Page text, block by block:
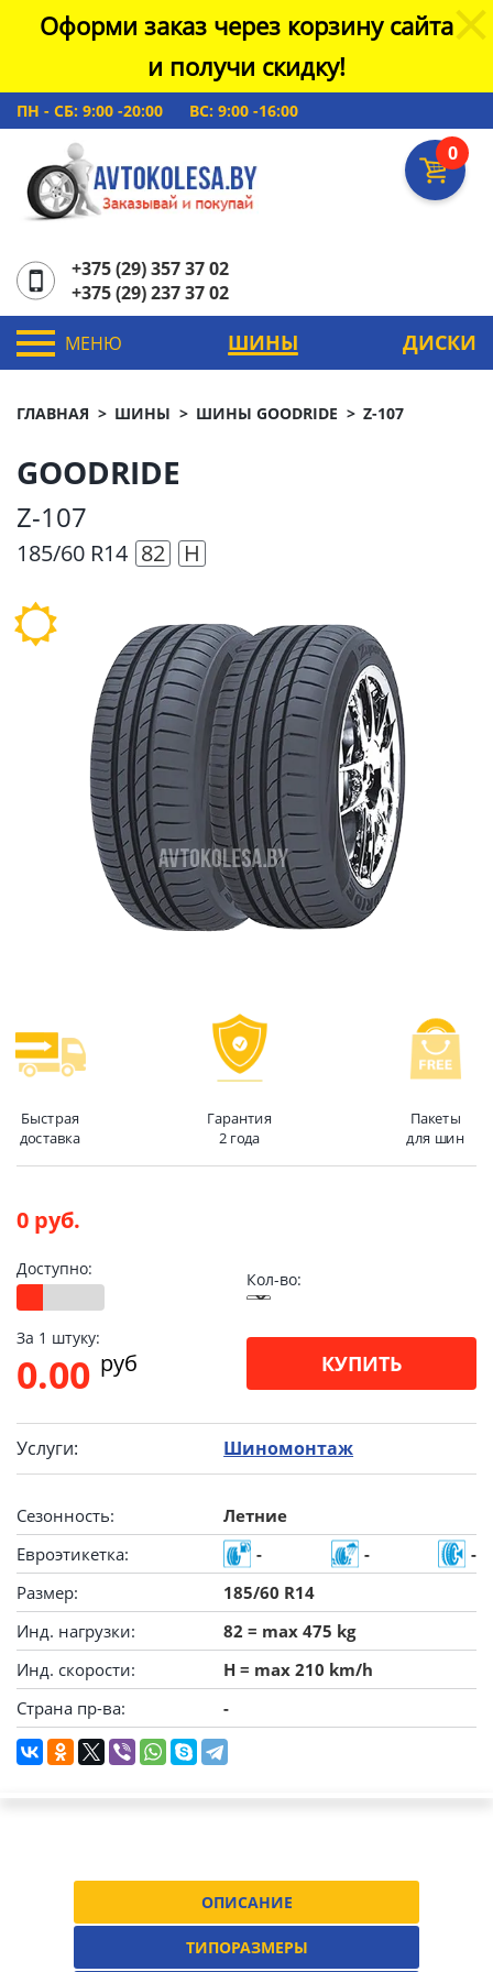
Оформи заказ через корзину сайта
и получи скидку!
ПН - СБ: 9:00 -20:00 ВС: 9:00 -16:00
0
+375 (29) 357 37 02
+375 (29) 237 37 02
МЕНЮ ШИНЫ ДИСКИ
ГЛАВНАЯ ШИНЫ ШИНЫ GOODRIDE Z-107
GOODRIDE
Z-107
185/60 R14 82 H
Быстрая
доставка
Гарантия
2 года
Пакеты
для шин
0 руб.
Доступно:
Кол-во:
За 1 штуку:
0.00 pуб КУПИТЬ
Услуги: Шиномонтаж
Сезонность:
Летние
Евроэтикетка:
- -
-
Размер:
185/60 R14
Инд. нагрузки:
82 = max 475 kg
Инд. скорости:
H = max 210 km/h
Страна пр-ва:
-
ОПИСАНИЕ
ТИПОРАЗМЕРЫ